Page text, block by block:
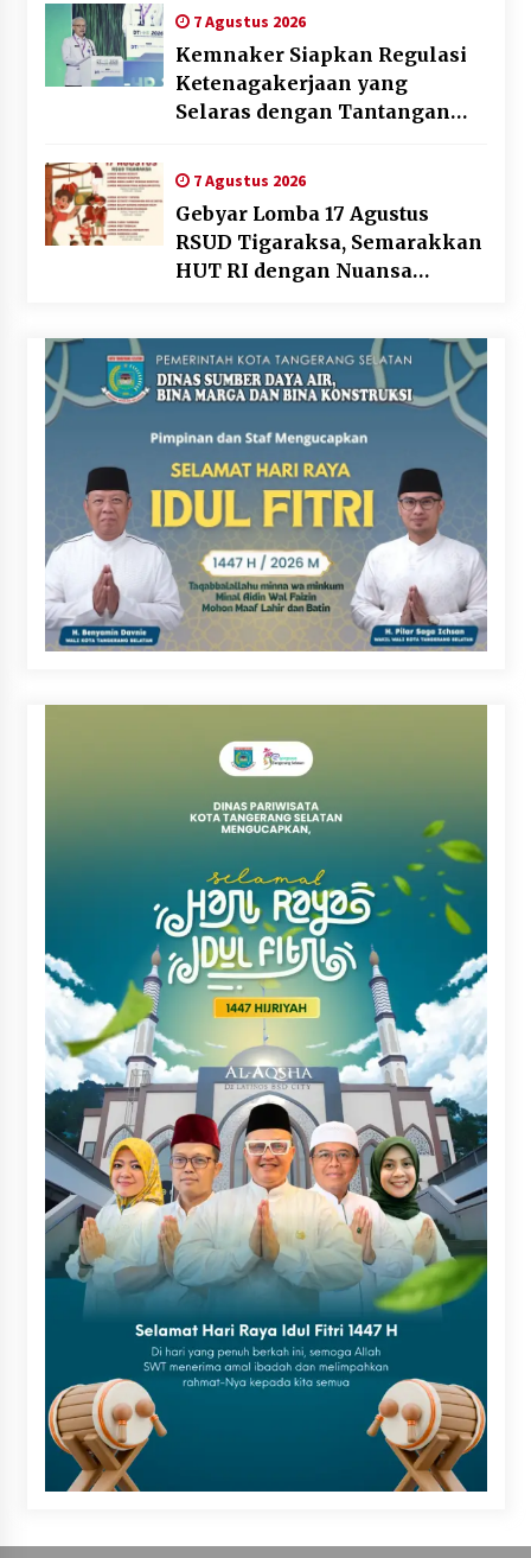
7 Agustus 2026
Kemnaker Siapkan Regulasi
Ketenagakerjaan yang
Selaras dengan Tantangan
7 Agustus 2026
Gebyar Lomba 17 Agustus
RSUD Tigaraksa, Semarakkan
HUT RI dengan Nuansa